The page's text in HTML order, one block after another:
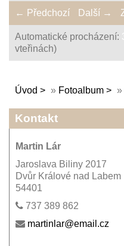
← Předchozí Další →
Automatické procházení:
vteřinách)
Úvod » Fotoalbum »
Kontakt
Martin Lár
Jaroslava Biliny 2017
Dvůr Králové nad Labem
54401
737 389 862
martinlar@email.cz